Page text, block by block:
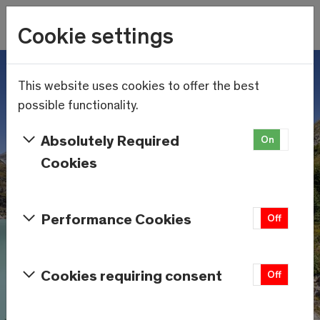
Skip to main content
24.2°C
Wetter
Cookie settings
This website uses cookies to offer the best
possible functionality.
Absolutely Required
Cookies
On Off
Performance Cookies Off
Cookies requiring consent Off